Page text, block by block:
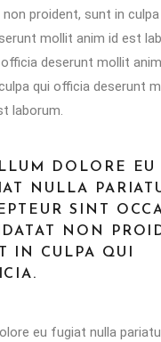
proident, sunt in culpa
mollit anim id est
officia deserunt mollit
qui officia deserunt
laborum.
DOLORE EU
NULLA
SINT
NON
IN CULPA QUI
eu fugiat nulla